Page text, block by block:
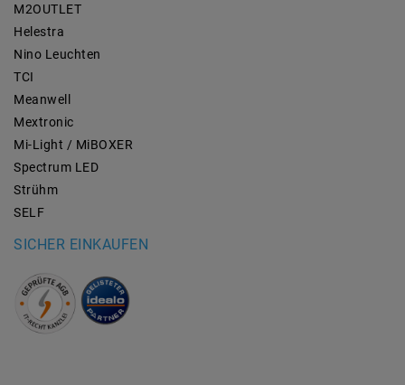
M2OUTLET
Helestra
Nino Leuchten
TCI
Meanwell
Mextronic
Mi-Light / MiBOXER
Spectrum LED
Strühm
SELF
SICHER EINKAUFEN